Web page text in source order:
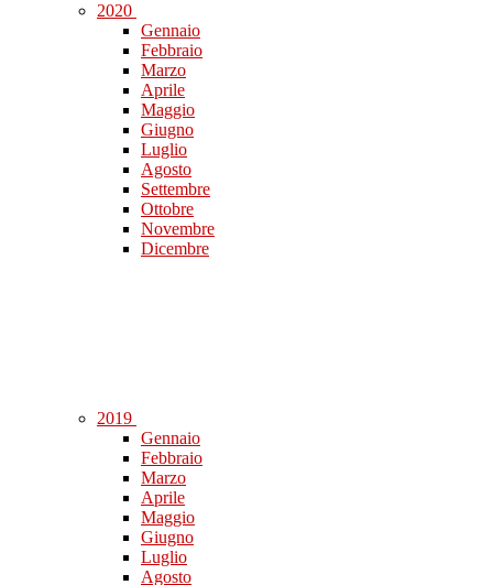
2020
Gennaio
Febbraio
Marzo
Aprile
Maggio
Giugno
Luglio
Agosto
Settembre
Ottobre
Novembre
Dicembre
2019
Gennaio
Febbraio
Marzo
Aprile
Maggio
Giugno
Luglio
Agosto